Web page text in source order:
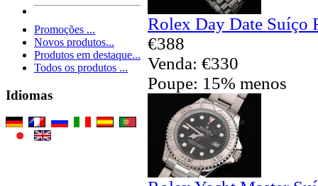
Promoções ...
Novos produtos...
Produtos em destaque...
Todos os produtos ...
Idiomas
Rolex Day Date Suíço
€388
Venda: €330
Poupe: 15% menos